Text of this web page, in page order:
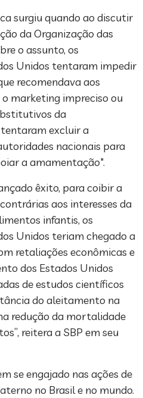
surgiu quando ao discutir
da Organização das
o assunto, os
Unidos tentaram impedir
recomendava aos
marketing impreciso ou
da
excluir a
nacionais para
a amamentação".
êxito, para coibir a
aos interesses da
infantis, os
Unidos teriam chegado a
retaliações econômicas e
dos Estados Unidos
de estudos científicos
do aleitamento na
redução da mortalidade
reitera a SBP em seu
se engajado nas ações de
no Brasil e no mundo.